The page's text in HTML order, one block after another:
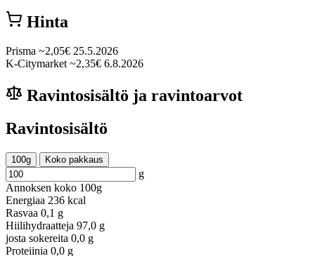
Hinta
Prisma ~2,05€ 25.5.2026
K-Citymarket ~2,35€ 6.8.2026
Ravintosisältö ja ravintoarvot
Ravintosisältö
100g Koko pakkaus
g
Annoksen koko 100g
Energiaa 236 kcal
Rasvaa 0,1 g
Hiilihydraatteja 97,0 g
josta sokereita 0,0 g
Proteiinia 0,0 g